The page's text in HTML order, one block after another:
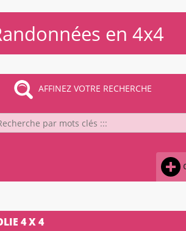
en 4x4
AFFINEZ VOTRE RECHERCHE
4 X 4